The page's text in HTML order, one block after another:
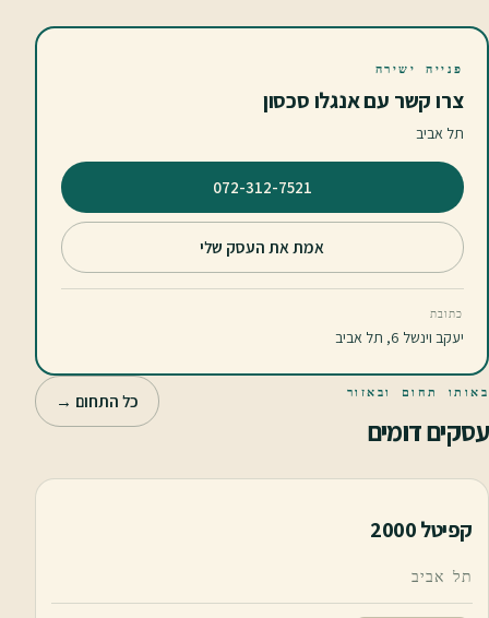
פנייה ישירה
צרו קשר עם אנגלו סכסון
תל אביב
⁦072-312-7521⁩
אמת את העסק שלי
כתובת
יעקב וינשל 6, תל אביב
באותו תחום ובאזור
עסקים דומים
כל התחום →
קפיטל 2000
תל אביב